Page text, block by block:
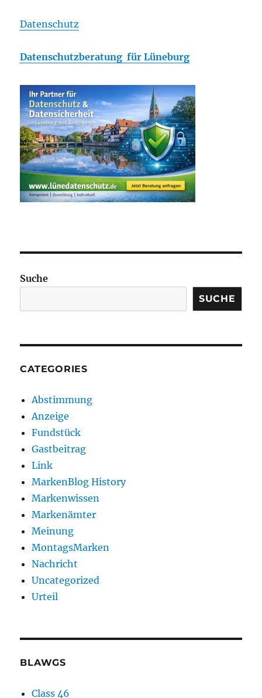
Datenschutz
Datenschutzberatung für Lüneburg
Suche
SUCHE
CATEGORIES
Abstimmung
Anzeige
Fundstück
Gastbeitrag
Link
MarkenBlog History
Markenwissen
Markenämter
Meinung
MontagsMarken
Nachricht
Uncategorized
Urteil
BLAWGS
Class 46